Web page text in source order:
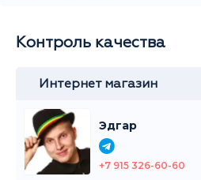
Контроль качества
Интернет магазин
Эдгар
+7 915 326-60-60